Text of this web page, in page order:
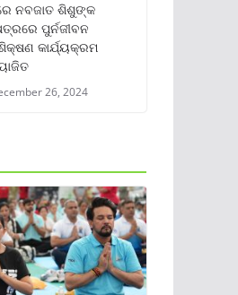
ନବଜାତ ଶିଶୁଙ୍କ
ପୁର୍ନଜୀବନ
କାର୍ଯ୍ୟକ୍ରମ
26, 2024